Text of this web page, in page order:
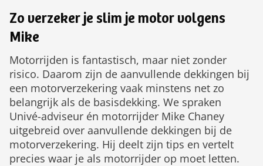
Zo verzeker je slim je motor volgens
Mike
Motorrijden is fantastisch, maar niet zonder
risico. Daarom zijn de aanvullende dekkingen bij
een motorverzekering vaak minstens net zo
belangrijk als de basisdekking. We spraken
Univé-adviseur én motorrijder Mike Chaney
uitgebreid over aanvullende dekkingen bij de
motorverzekering. Hij deelt zijn tips en vertelt
precies waar je als motorrijder op moet letten.